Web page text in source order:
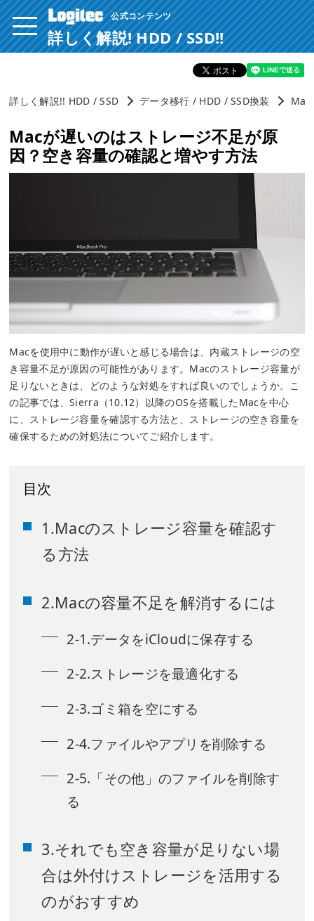
公式コンテンツ
詳しく解説! HDD / SSD!!
詳しく解説!! HDD / SSD データ移行 / HDD / SSD換装 Mac
Macが遅いのはストレージ不足が原
因？空き容量の確認と増やす方法
Macを使用中に動作が遅いと感じる場合は、内蔵ストレージの空
き容量不足が原因の可能性があります。Macのストレージ容量が
足りないときは、どのような対処をすれば良いのでしょうか。こ
の記事では、Sierra（10.12）以降のOSを搭載したMacを中心
に、ストレージ容量を確認する方法と、ストレージの空き容量を
確保するための対処法についてご紹介します。
目次
1.Macのストレージ容量を確認す
る方法
2.Macの容量不足を解消するには
2-1.データをiCloudに保存する
2-2.ストレージを最適化する
2-3.ゴミ箱を空にする
2-4.ファイルやアプリを削除する
2-5.「その他」のファイルを削除す
る
3.それでも空き容量が足りない場
合は外付けストレージを活用する
のがおすすめ